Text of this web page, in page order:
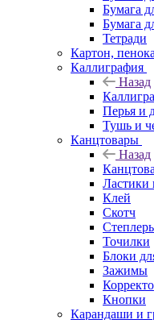
Бумага
Бумага
Тетради
Картон,
Каллиграфия
Назад
Перья и
Тушь и
Канцтовары
Назад
Ластики
Клей
Скотч
Точилки
Блоки
Зажимы
Кнопки
Карандаши и